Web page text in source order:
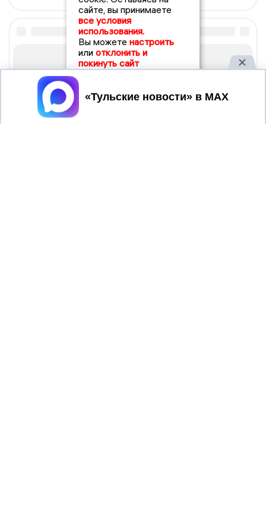
сайте, вы принимаете
все условия
использования.
Вы можете настроить
или отклонить и
покинуть сайт
Принять